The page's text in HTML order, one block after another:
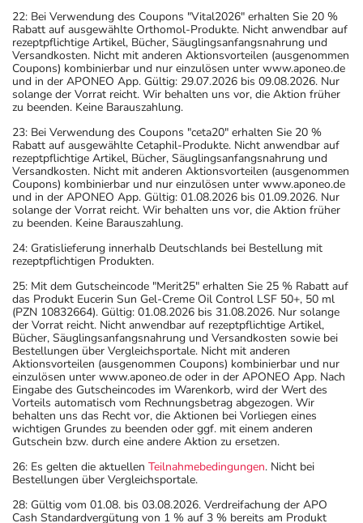
22: Bei Verwendung des Coupons "Vital2026" erhalten Sie 20 %
Rabatt auf ausgewählte Orthomol-Produkte. Nicht anwendbar auf
rezeptpflichtige Artikel, Bücher, Säuglingsanfangsnahrung und
Versandkosten. Nicht mit anderen Aktionsvorteilen (ausgenommen
Coupons) kombinierbar und nur einzulösen unter www.aponeo.de
und in der APONEO App. Gültig: 29.07.2026 bis 09.08.2026. Nur
solange der Vorrat reicht. Wir behalten uns vor, die Aktion früher
zu beenden. Keine Barauszahlung.
23: Bei Verwendung des Coupons "ceta20" erhalten Sie 20 %
Rabatt auf ausgewählte Cetaphil-Produkte. Nicht anwendbar auf
rezeptpflichtige Artikel, Bücher, Säuglingsanfangsnahrung und
Versandkosten. Nicht mit anderen Aktionsvorteilen (ausgenommen
Coupons) kombinierbar und nur einzulösen unter www.aponeo.de
und in der APONEO App. Gültig: 01.08.2026 bis 01.09.2026. Nur
solange der Vorrat reicht. Wir behalten uns vor, die Aktion früher
zu beenden. Keine Barauszahlung.
24: Gratislieferung innerhalb Deutschlands bei Bestellung mit
rezeptpflichtigen Produkten.
25: Mit dem Gutscheincode "Merit25" erhalten Sie 25 % Rabatt auf
das Produkt Eucerin Sun Gel-Creme Oil Control LSF 50+, 50 ml
(PZN 10832664). Gültig: 01.08.2026 bis 31.08.2026. Nur solange
der Vorrat reicht. Nicht anwendbar auf rezeptpflichtige Artikel,
Bücher, Säuglingsanfangsnahrung und Versandkosten sowie bei
Bestellungen über Vergleichsportale. Nicht mit anderen
Aktionsvorteilen (ausgenommen Coupons) kombinierbar und nur
einzulösen unter www.aponeo.de oder in der APONEO App. Nach
Eingabe des Gutscheincodes im Warenkorb, wird der Wert des
Vorteils automatisch vom Rechnungsbetrag abgezogen. Wir
behalten uns das Recht vor, die Aktionen bei Vorliegen eines
wichtigen Grundes zu beenden oder ggf. mit einem anderen
Gutschein bzw. durch eine andere Aktion zu ersetzen.
26: Es gelten die aktuellen Teilnahmebedingungen. Nicht bei
Bestellungen über Vergleichsportale.
28: Gültig vom 01.08. bis 03.08.2026. Verdreifachung der APO
Cash Standardvergütung von 1 % auf 3 % bereits am Produkt